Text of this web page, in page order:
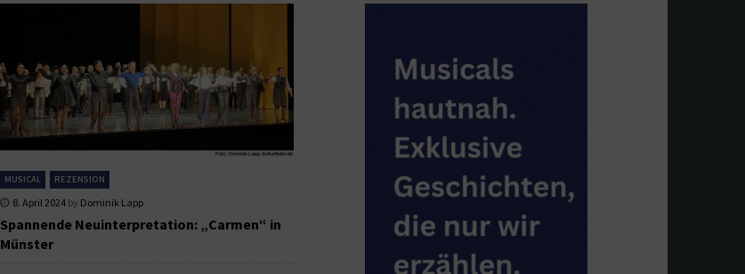
MUSICAL REZENSION
8. April 2024 by Dominik Lapp
Spannende Neuinterpretation: „Carmen“ in
Münster